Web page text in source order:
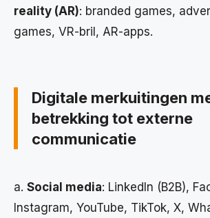
reality (AR): branded games,
games, VR-bril, AR-apps.
Digitale merkuitingen
betrekking tot externe
communicatie
a. Social media: LinkedIn (B2B),
Instagram, YouTube, TikTok, X,